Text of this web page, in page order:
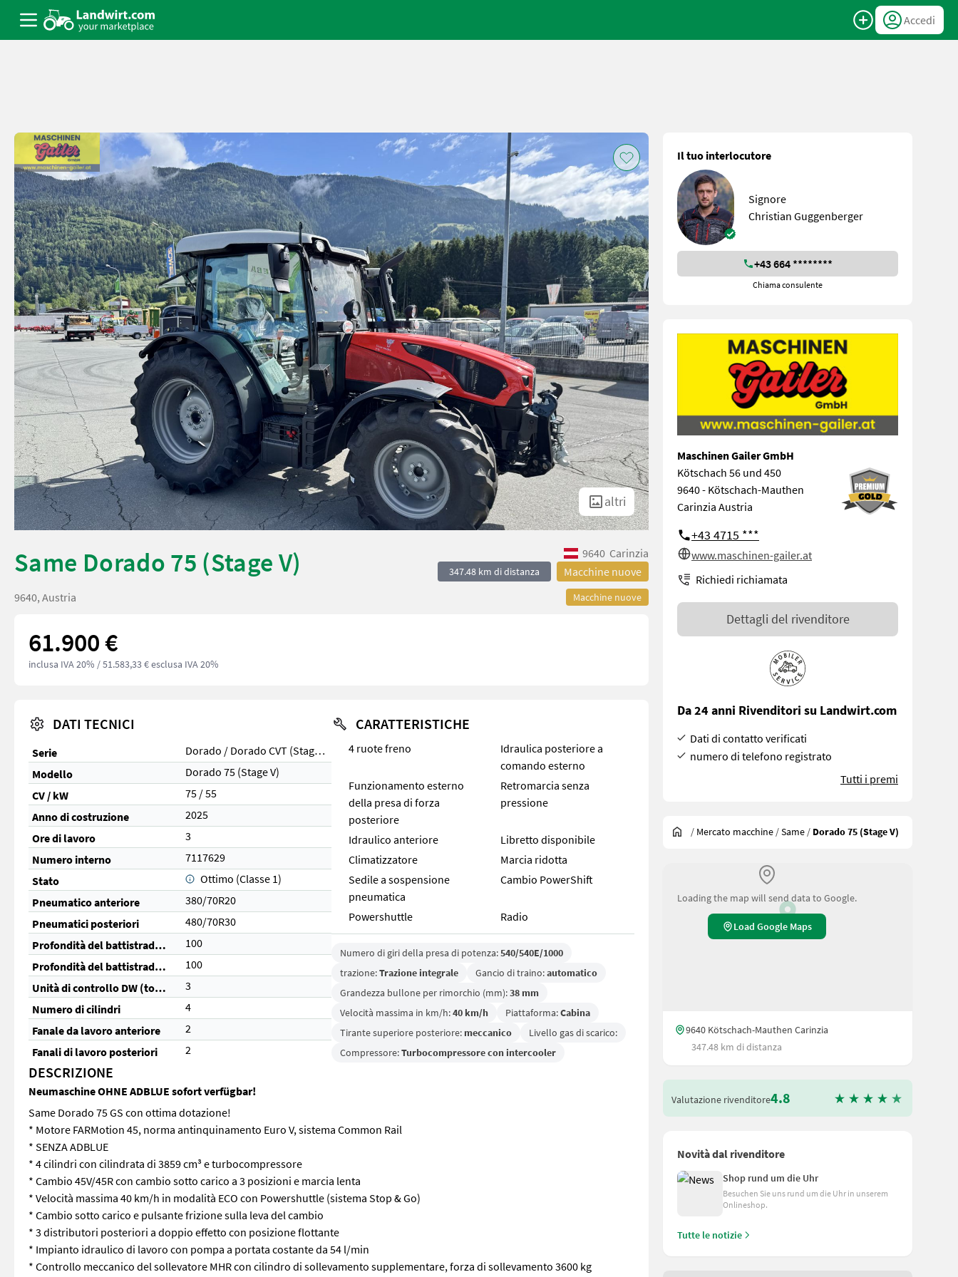
Accedi
altri
Same Dorado 75 (Stage V) 9640 Carinzia
347.48 km di distanza Macchine nuove
Macchine nuove
9640, Austria
61.900 €
inclusa IVA 20% / 51.583,33 € esclusa IVA 20%
DATI TECNICI
Serie
Dorado / Dorado CVT (Stage V)
Modello
Dorado 75 (Stage V)
CV / kW
75 / 55
Anno di costruzione
2025
Ore di lavoro
3
Numero interno
7117629
Stato
Ottimo (Classe 1)
Pneumatico anteriore
380/70R20
Pneumatici posteriori
480/70R30
Profondità del battistrada anteriore (%)
100
Profondità del battistrada posteriore (%)
100
Unità di controllo DW (totale)
3
Numero di cilindri
4
Fanale da lavoro anteriore
2
Fanali di lavoro posteriori
2
CARATTERISTICHE
4 ruote freno
Idraulica posteriore a
comando esterno
Funzionamento esterno
della presa di forza
posteriore
Retromarcia senza
pressione
Idraulico anteriore
Libretto disponibile
Climatizzatore
Marcia ridotta
Sedile a sospensione
pneumatica
Cambio PowerShift
Powershuttle Radio
Numero di giri della presa di potenza:540/540E/1000
trazione:Trazione integrale Gancio di traino:automatico
Grandezza bullone per rimorchio (mm):38 mm
Velocità massima in km/h:40 km/h Piattaforma:Cabina
Tirante superiore posteriore: meccanico
Livello gas di scarico:
Compressore:Turbocompressore con intercooler
DESCRIZIONE
Neumaschine OHNE ADBLUE sofort verfügbar!
Same Dorado 75 GS con ottima dotazione!
* Motore FARMotion 45, norma antinquinamento Euro V, sistema Common Rail
* SENZA ADBLUE
* 4 cilindri con cilindrata di 3859 cm³ e turbocompressore
* Cambio 45V/45R con cambio sotto carico a 3 posizioni e marcia lenta
* Velocità massima 40 km/h in modalità ECO con Powershuttle (sistema Stop & Go)
* Cambio sotto carico e pulsante frizione sulla leva del cambio
* 3 distributori posteriori a doppio effetto con posizione flottante
* Impianto idraulico di lavoro con pompa a portata costante da 54 l/min
* Controllo meccanico del sollevatore MHR con cilindro di sollevamento supplementare, forza di sollevamento 3600 kg
Il tuo interlocutore
Signore
Christian Guggenberger
+43 664 ********
Chiama consulente
Maschinen Gailer GmbH
Kötschach 56 und 450
9640 - Kötschach-Mauthen
Carinzia Austria
+43 4715 ***
www.maschinen-gailer.at
Richiedi richiamata
Dettagli del rivenditore
Da 24 anni Rivenditori su Landwirt.com
Dati di contatto verificati
numero di telefono registrato
Tutti i premi
/ Mercato macchine /Same / Dorado 75 (Stage V)
Loading the map will send data to Google.
Load Google Maps
9640 Kötschach-Mauthen Carinzia
347.48 km di distanza
Valutazione rivenditore4.8
Novità dal rivenditore
Shop rund um die Uhr
Besuchen Sie uns rund um die Uhr in unserem
Onlineshop.
Tutte le notizie